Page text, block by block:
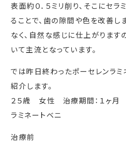
表面約０．５ミリ削り、そこにセ
ることで、歯の隙間や色を改善し
なく、自然な感じに仕上がりま
いて主流となっています。
では昨日終わったポーセレンラ
紹介します。
２５歳 女性 治療期間：１ヶ月
ラミネートベニ
治療前